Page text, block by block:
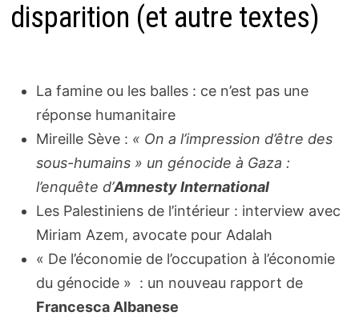
disparition (et autre textes)
La famine ou les balles : ce n’est pas une
réponse humanitaire
Mireille Sève : « On a l’impression d’être des
sous-humains » un génocide à Gaza :
l’enquête d’Amnesty International
Les Palestiniens de l’intérieur : interview avec
Miriam Azem, avocate pour Adalah
« De l’économie de l’occupation à l’économie
du génocide » : un nouveau rapport de
Francesca Albanese